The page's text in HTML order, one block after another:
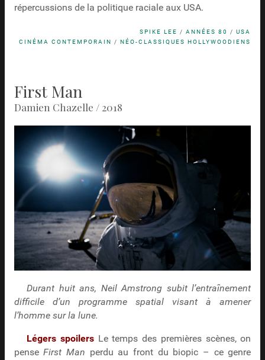
répercussions de la politique raciale aux USA.
SPIKE LEE /ANNÉES 80 /USA
CINÉMA CONTEMPORAIN /NÉO-CLASSIQUES HOLLYWOODIENS
First Man
Damien Chazelle / 2018
Durant huit ans, Neil Amstrong subit l’entraînement
difficile d’un programme spatial visant à amener
l’homme sur la lune.
Légers spoilersLe temps des premières scènes, on
penseFirst Man perdu au front du biopic – ce genre